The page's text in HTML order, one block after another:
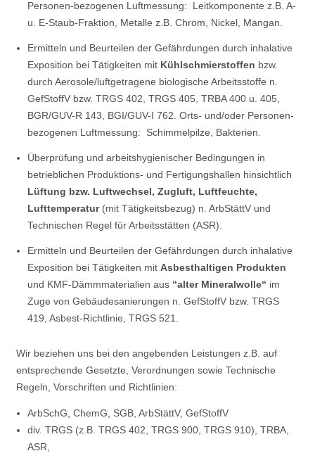
Personen-bezogenen Luftmessung: Leitkomponente z.B. A-
u. E-Staub-Fraktion, Metalle z.B. Chrom, Nickel, Mangan.
Ermitteln und Beurteilen der Gefährdungen durch inhalative
Exposition bei Tätigkeiten mit Kühlschmierstoffen bzw.
durch Aerosole/luftgetragene biologische Arbeitsstoffe n.
GefStoffV bzw. TRGS 402, TRGS 405, TRBA 400 u. 405,
BGR/GUV-R 143, BGI/GUV-I 762. Orts- und/oder Personen-
bezogenen Luftmessung: Schimmelpilze, Bakterien.
Überprüfung und arbeitshygienischer Bedingungen in
betrieblichen Produktions- und Fertigungshallen hinsichtlich
Lüftung bzw. Luftwechsel, Zugluft, Luftfeuchte,
Lufttemperatur(mit Tätigkeitsbezug) n. ArbStättV und
Technischen Regel für Arbeitsstätten (ASR).
Ermitteln und Beurteilen der Gefährdungen durch inhalative
Exposition bei Tätigkeiten mit Asbesthaltigen Produkten
und KMF-Dämmmaterialien aus “alter Mineralwolle“ im
Zuge von Gebäudesanierungen n. GefStoffV bzw. TRGS
419, Asbest-Richtlinie, TRGS 521.
Wir beziehen uns bei den angebenden Leistungen z.B. auf
entsprechende Gesetzte, Verordnungen sowie Technische
Regeln, Vorschriften und Richtlinien:
ArbSchG, ChemG, SGB, ArbStättV, GefStoffV
div. TRGS (z.B. TRGS 402, TRGS 900, TRGS 910), TRBA,
ASR,